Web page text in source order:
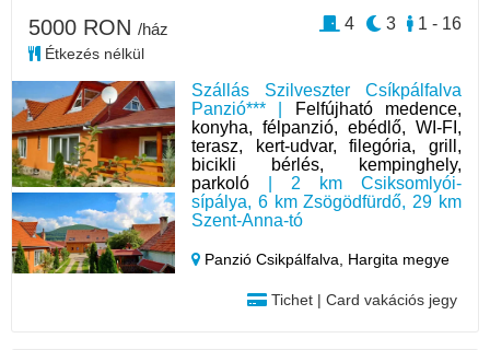
Szállás Szilveszter Csíkpálfalva
Panzió*** |
Felfújható medence,
konyha, félpanzió, ebédlő, WI-FI,
terasz, kert-udvar, filegória, grill,
bicikli bérlés, kempinghely,
parkoló | 2 km Csiksomlyói-
sípálya, 6 km Zsögödfürdő, 29 km
Szent-Anna-tó
Panzió Csikpálfalva, Hargita megye
Tichet | Card vakációs jegy
5000 RON /ház
Étkezés nélkül
1 - 16
3
4